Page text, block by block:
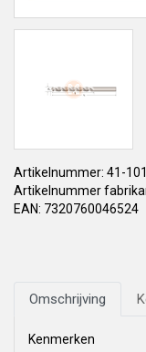
Artikelnummer: 41-
Artikelnummer
EAN: 7320760046524
Omschrijving
Kenmerken